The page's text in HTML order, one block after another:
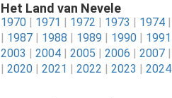
Het Land van Nevele
1970 | 1971 | 1972 | 1973 | 1974 |
| 1987 | 1988 | 1989 | 1990 | 1991
2003 | 2004 | 2005 | 2006 | 2007 |
| 2020 | 2021 | 2022 | 2023 | 2024